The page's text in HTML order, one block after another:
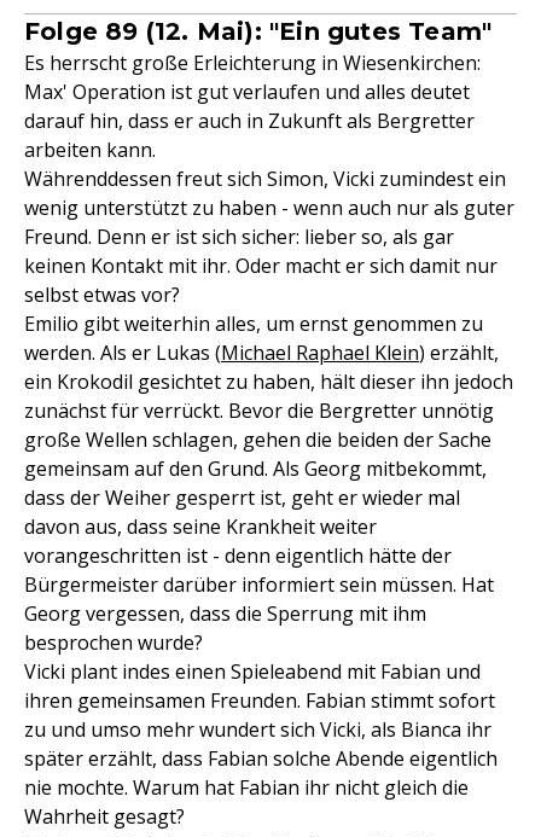
Folge 89 (12. Mai): "Ein gutes Team"
Es herrscht große Erleichterung in Wiesenkirchen:
Max' Operation ist gut verlaufen und alles deutet
darauf hin, dass er auch in Zukunft als Bergretter
arbeiten kann.
Währenddessen freut sich Simon, Vicki zumindest ein
wenig unterstützt zu haben - wenn auch nur als guter
Freund. Denn er ist sich sicher: lieber so, als gar
keinen Kontakt mit ihr. Oder macht er sich damit nur
selbst etwas vor?
Emilio gibt weiterhin alles, um ernst genommen zu
werden. Als er Lukas (Michael Raphael Klein) erzählt,
ein Krokodil gesichtet zu haben, hält dieser ihn jedoch
zunächst für verrückt. Bevor die Bergretter unnötig
große Wellen schlagen, gehen die beiden der Sache
gemeinsam auf den Grund. Als Georg mitbekommt,
dass der Weiher gesperrt ist, geht er wieder mal
davon aus, dass seine Krankheit weiter
vorangeschritten ist - denn eigentlich hätte der
Bürgermeister darüber informiert sein müssen. Hat
Georg vergessen, dass die Sperrung mit ihm
besprochen wurde?
Vicki plant indes einen Spieleabend mit Fabian und
ihren gemeinsamen Freunden. Fabian stimmt sofort
zu und umso mehr wundert sich Vicki, als Bianca ihr
später erzählt, dass Fabian solche Abende eigentlich
nie mochte. Warum hat Fabian ihr nicht gleich die
Wahrheit gesagt?